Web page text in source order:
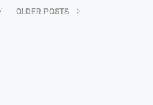
OLDER POSTS